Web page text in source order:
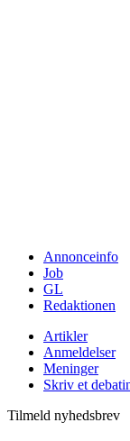
Annonceinfo
Job
GL
Redaktionen
Artikler
Anmeldelser
Meninger
Skriv et
Tilmeld nyhedsbrev